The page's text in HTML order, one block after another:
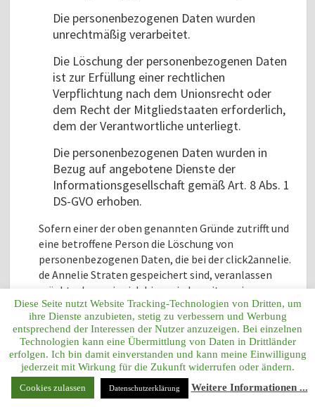
Die personenbezogenen Daten wurden
unrechtmäßig verarbeitet.
Die Löschung der personenbezogenen Daten
ist zur Erfüllung einer rechtlichen
Verpflichtung nach dem Unionsrecht oder
dem Recht der Mitgliedstaaten erforderlich,
dem der Verantwortliche unterliegt.
Die personenbezogenen Daten wurden in
Bezug auf angebotene Dienste der
Informationsgesellschaft gemäß Art. 8 Abs. 1
DS-GVO erhoben.
Sofern einer der oben genannten Gründe zutrifft und
eine betroffene Person die Löschung von
personenbezogenen Daten, die bei der click2annelie.
de Annelie Straten gespeichert sind, veranlassen
möchte, kann sie sich hierzu jederzeit an einen
Mitarbeiter des für die Verarbeitung
Verantwortlichen wenden. Der Mitarbeiter der
click2annelie. de Annelie Straten wird veranlassen,
dass dem Löschverlangen unverzüglich
nachgekommen wird.
Wurden die personenbezogenen Daten von der
Diese Seite nutzt Website Tracking-Technologien von Dritten, um
ihre Dienste anzubieten, stetig zu verbessern und Werbung
entsprechend der Interessen der Nutzer anzuzeigen. Bei einzelnen
Technologien kann eine Übermittlung von Daten in Drittländer
erfolgen. Ich bin damit einverstanden und kann meine Einwilligung
jederzeit mit Wirkung für die Zukunft widerrufen oder ändern.
Cookies zulassen Datenschutzerklärung Weitere Informationen ...